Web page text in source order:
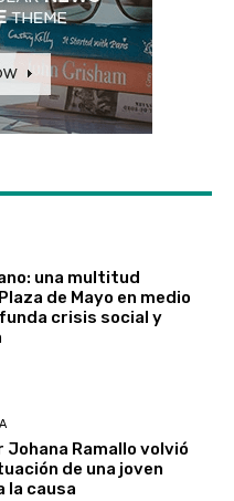
una multitud
de Mayo en medio
crisis social y
Johana Ramallo volvió
de una joven
la causa